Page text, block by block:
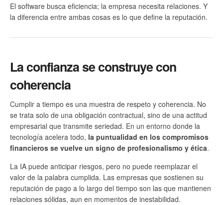
El software busca eficiencia; la empresa necesita relaciones. Y
la diferencia entre ambas cosas es lo que define la reputación.
La confianza se construye con
coherencia
Cumplir a tiempo es una muestra de respeto y coherencia. No
se trata solo de una obligación contractual, sino de una actitud
empresarial que transmite seriedad. En un entorno donde la
tecnología acelera todo, la puntualidad en los compromisos
financieros se vuelve un signo de profesionalismo y ética.
La IA puede anticipar riesgos, pero no puede reemplazar el
valor de la palabra cumplida. Las empresas que sostienen su
reputación de pago a lo largo del tiempo son las que mantienen
relaciones sólidas, aun en momentos de inestabilidad.